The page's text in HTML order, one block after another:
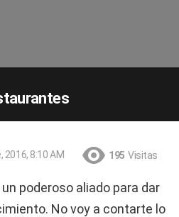
2016, 8:10 AM 195 Visitas
poderoso aliado para dar
No voy a contarte lo